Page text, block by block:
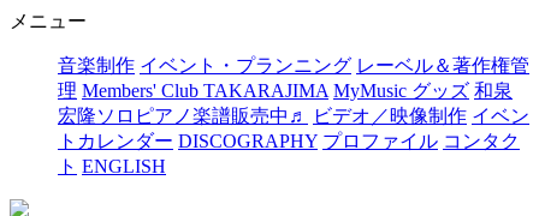
メニュー
音楽制作 イベント・プランニング レーベル＆著作権管
理 Members' Club TAKARAJIMA MyMusic グッズ 和泉
宏隆ソロピアノ楽譜販売中♬
ビデオ／映像制作 イベン
トカレンダー DISCOGRAPHY プロファイル コンタク
ト ENGLISH